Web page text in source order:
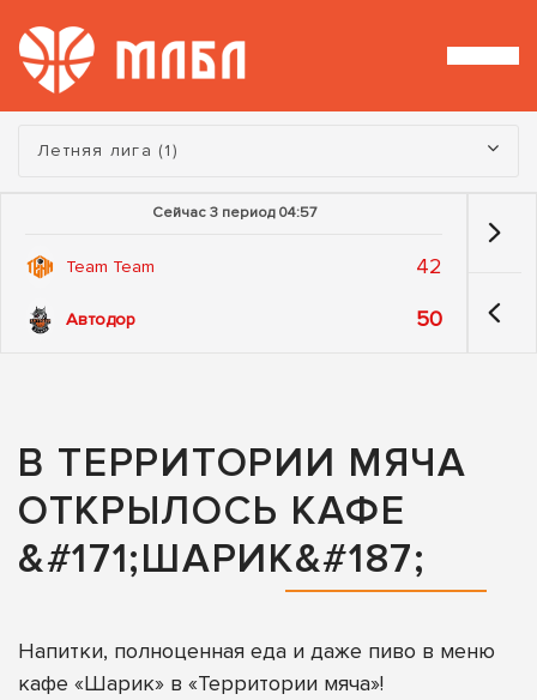
Турнир:
Летняя лига (1)
Сейчас 3 период 04:57
Team Team 42
Автодор 50
В ТЕРРИТОРИИ МЯЧА
ОТКРЫЛОСЬ КАФЕ
&#171;ШАРИК&#187;
Напитки, полноценная еда и даже пиво в меню
кафе «Шарик» в «Территории мяча»!